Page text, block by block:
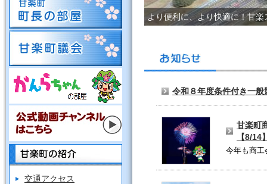
交通アクセス
より便利に、より快適に！甘
令和８年度条件付き一般
甘楽町
【8/14
今年も商工